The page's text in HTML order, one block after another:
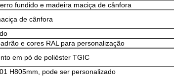
fundido e madeira maciça de cânfora
de cânfora
e cores RAL para personalização
em pó de poliéster TGIC
H805mm, pode ser personalizado